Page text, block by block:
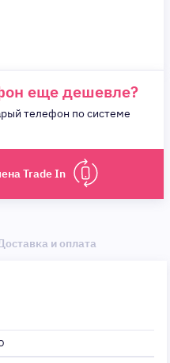
еще дешевле?
телефон по системе
Trade In
и оплата